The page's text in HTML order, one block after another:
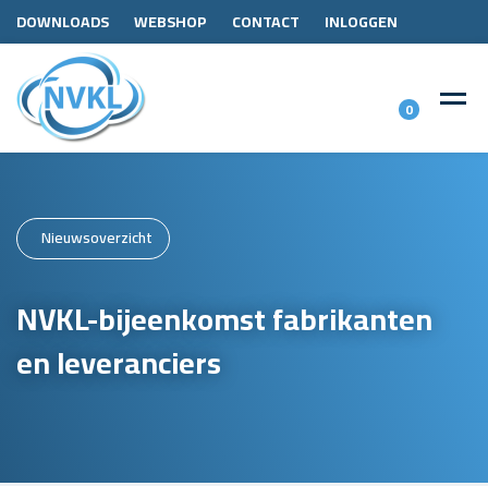
DOWNLOADS WEBSHOP CONTACT INLOGGEN
0
Nieuwsoverzicht
NVKL-bijeenkomst fabrikanten
en leveranciers